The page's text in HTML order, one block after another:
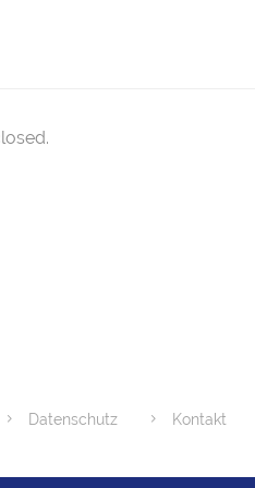
Datenschutz Kontakt